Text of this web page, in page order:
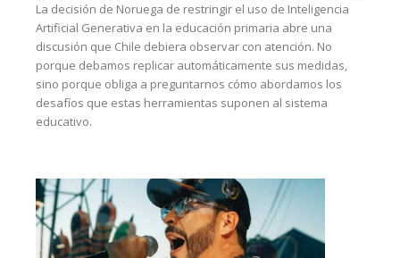
La decisión de Noruega de restringir el uso de Inteligencia
Artificial Generativa en la educación primaria abre una
discusión que Chile debiera observar con atención. No
porque debamos replicar automáticamente sus medidas,
sino porque obliga a preguntarnos cómo abordamos los
desafíos que estas herramientas suponen al sistema
educativo.